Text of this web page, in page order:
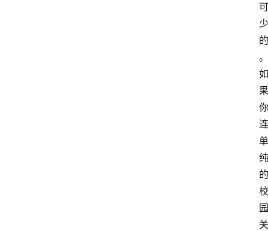
可
少
的
。
如
果
你
连
单
纯
的
校
园
关